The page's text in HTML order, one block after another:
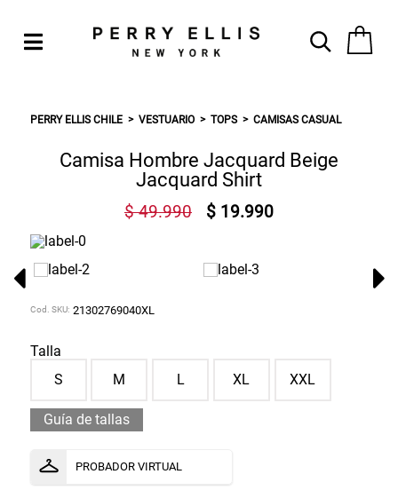
PERRY ELLIS CHILE VESTUARIO TOPS CAMISAS CASUAL
Camisa Hombre Jacquard Beige
Jacquard Shirt
$ 49.990 $ 19.990
Cod. SKU: 21302769040XL
Talla
S
M L XL XXL
Guía de tallas
PROBADOR VIRTUAL